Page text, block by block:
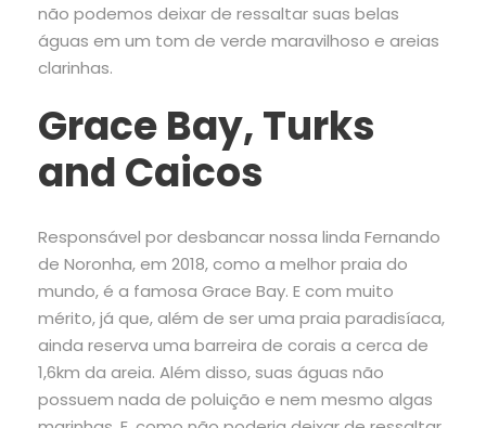
não podemos deixar de ressaltar suas belas
águas em um tom de verde maravilhoso e areias
clarinhas.
Grace Bay, Turks
and Caicos
Responsável por desbancar nossa linda Fernando
de Noronha, em 2018, como a melhor praia do
mundo, é a famosa Grace Bay. E com muito
mérito, já que, além de ser uma praia paradisíaca,
ainda reserva uma barreira de corais a cerca de
1,6km da areia. Além disso, suas águas não
possuem nada de poluição e nem mesmo algas